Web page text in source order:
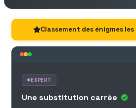
Classement des énigmes
EXPERT
Une substitution carrée